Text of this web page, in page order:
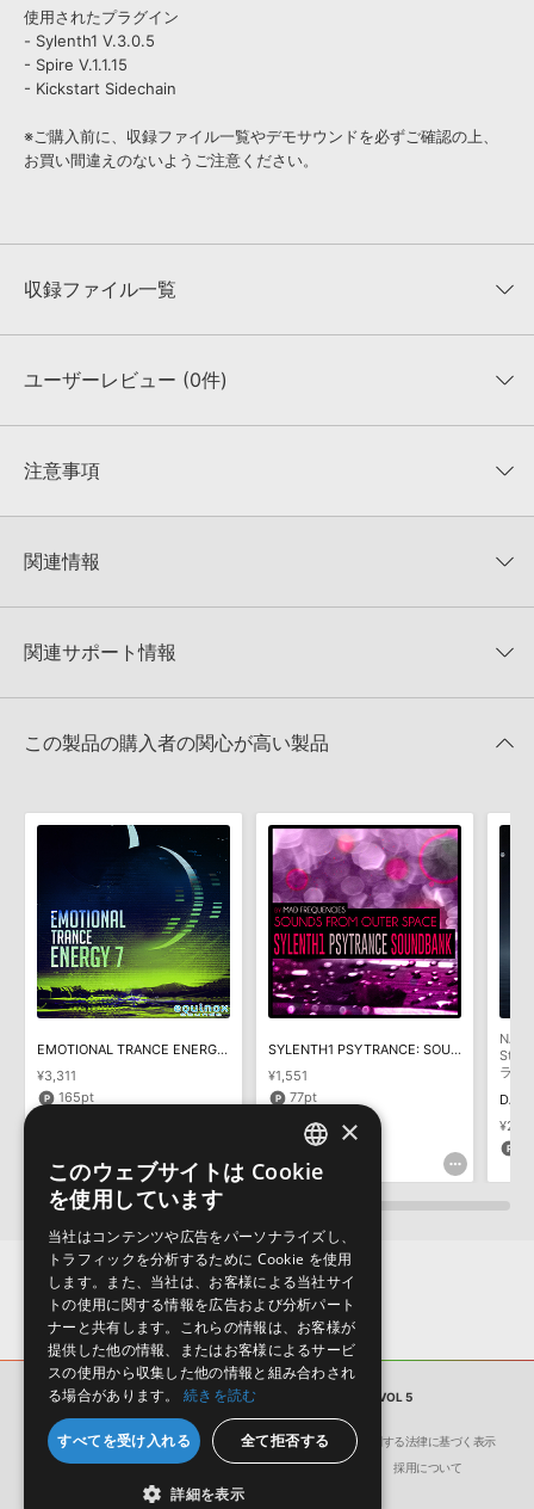
使用されたプラグイン
- Sylenth1 V.3.0.5
- Spire V.1.1.15
- Kickstart Sidechain
※ご購入前に、収録ファイル一覧やデモサウンドを必ずご確認の上、
お買い間違えのないようご注意ください。
収録ファイル一覧
収録ファイル一覧
ユーザーレビュー (0件)
★★★★★
★5
★4
★1
0%
注意事項
KONTAKTフォーマットは、
でお使いいただけます。無償版のKONTAKT PLAYERではお使いい
4GBを超えるデータに関するご注意：
FAT32でフォーマットされた
きます際には、NTFSやHFS＋でフォーマットされたHDDをご用意
いただく必要がございます。
知らせするメールの2通が送信されます。メールに記載されており
ます説明に沿って、製品のダウンロード／導入を行って下さい。
サンプルパック製品には、原則として日本語版操作マニュアルをご
用意しておりません。ご購入後のご不明点や詳細に関するお問い合
わせなどはテクニカルサポート
までご連絡ください。
デモソングは、製品収録サウンドを使ってできることを紹介するた
めのデモンストレーション用の楽曲です。原則として、デモソング
そのものをお使いいただくことはできません。また、デモソングを
保証するものではありません。
ダウンロード製品という性質上、一切の返品・返金はお受け付け致
しかねます。
関連情報
TRANCE OPENER VOL 5のサポート情報
関連サポート情報
2022.06.06
2022.06.06
2022.06.06
MIDI形式サンプルパックの追加方法
マークのついた情報は、該当する製品のご購入ユーザー様専用となって
おります。ご覧頂くには、該当する製品をご購入頂く必要がございます。
TRANCE OPENER VOL 5のサポート情報
この製品の購入者の関心が高い製品
EMOTIONAL TRANCE ENERGY 7
¥3,311
165pt
SYLENTH1 PSYTRANCE: SOUNDS FROM OUTER SPACE
¥1,551
77pt
ラク
サンプルパック TRANCE OPENER VOL 5
会社概要 環境保護（CSR）への取り組み
特定商取引に関する法律に基づく表示
サイト動作環境
利用規約 個人情報の保護について 採用について
ENGLISH
×
このウェブサイトは Cookie
を使用しています
当社はコンテンツや広告をパーソナライズし、
トラフィックを分析するために Cookie を使用
します。また、当社は、お客様による当社サイ
トの使用に関する情報を広告および分析パート
ナーと共有します。これらの情報は、お客様が
提供した他の情報、またはお客様によるサービ
スの使用から収集した他の情報と組み合わされ
る場合があります。
続きを読む
すべてを受け入れる 全て拒否する
詳細を表示